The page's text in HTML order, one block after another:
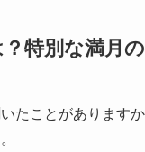
特別な満月
たことがあります